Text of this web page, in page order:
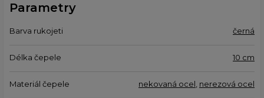
Parametry
Barva rukojeti černá
Délka čepele 10 cm
Materiál čepele nekovaná ocel, nerezová ocel